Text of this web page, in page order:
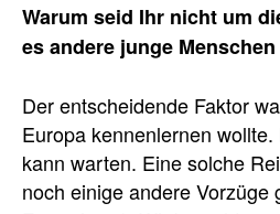
Warum seid Ihr nicht um
es andere junge
Der entscheidende Faktor
Europa kennenlernen
kann warten. Eine solche
noch einige andere Vorzüge